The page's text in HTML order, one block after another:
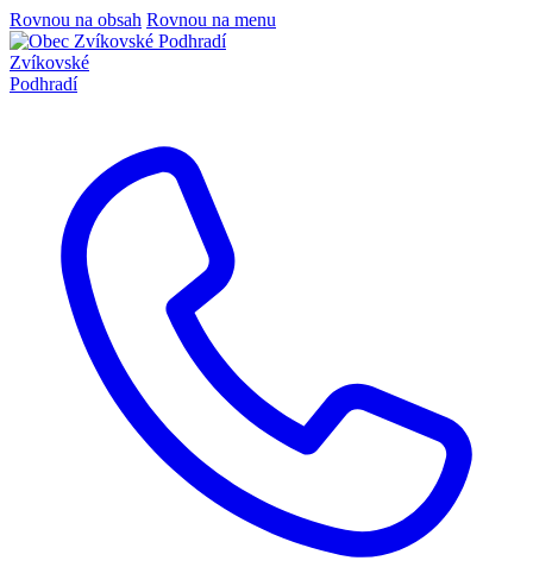
Rovnou na obsah Rovnou na menu
Zvíkovské
Podhradí